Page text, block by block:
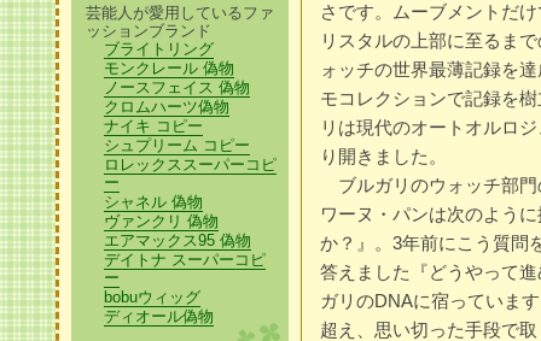
さです。ムーブメントだ
リスタルの上部に至るま
ォッチの世界最薄記録を
モコレクションで記録を
リは現代のオートオルロ
り開きました。
ブルガリのウォッチ部門
ワーヌ・パンは次のよう
か？』。3年前にこう質問
答えました『どうやって
ガリのDNAに宿っていま
超え、思い切った手段で
芸能人が愛用しているファ
ッションブランド
ブライトリング
モンクレール 偽物
ノースフェイス 偽物
クロムハーツ偽物
ナイキ コピー
シュプリーム コピー
ロレックススーパーコピ
ー
シャネル 偽物
ヴァンクリ 偽物
エアマックス95 偽物
デイトナ スーパーコピ
ー
bobuウィッグ
ディオール偽物